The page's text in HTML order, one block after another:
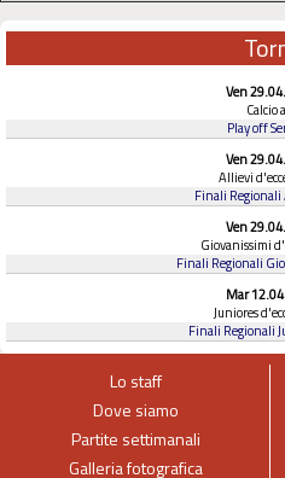
Ven
Calcio
Play off
Ven
Allievi
Finali
Ven
Giovanissimi
Finali Regionali
Mar
Juniores
Finali Regionali
Lo staff
Dove siamo
Partite settimanali
Galleria fotografica